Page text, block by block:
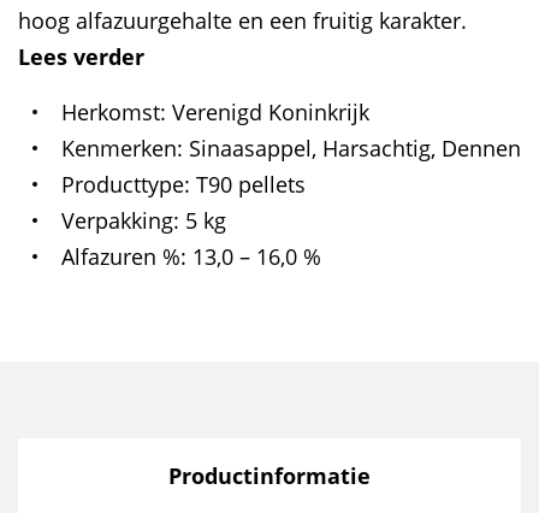
hoog alfazuurgehalte en een fruitig karakter.
Lees verder
Herkomst Verenigd Koninkrijk
Kenmerken Sinaasappel, Harsachtig, Dennen
Producttype T90 pellets
Verpakking 5 kg
Alfazuren % 13,0 – 16,0 %
Productinformatie